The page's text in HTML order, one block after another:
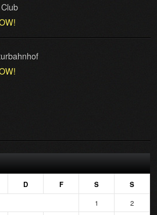
D F S S
1
2